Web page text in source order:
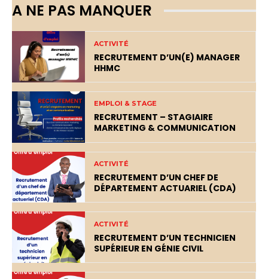
A NE PAS MANQUER
ACTIVITÉ
RECRUTEMENT D’UN(E) MANAGER
HHMC
EMPLOI & STAGE
RECRUTEMENT – STAGIAIRE
MARKETING & COMMUNICATION
ACTIVITÉ
RECRUTEMENT D’UN CHEF DE
DÉPARTEMENT ACTUARIEL (CDA)
ACTIVITÉ
RECRUTEMENT D’UN TECHNICIEN
SUPÉRIEUR EN GÉNIE CIVIL